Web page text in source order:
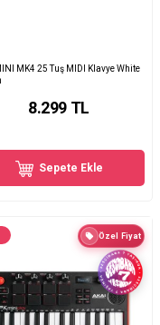
MK4 25 Tuş MIDI Klavye White
8.299 TL
Sepete Ekle
Özel Fiyat